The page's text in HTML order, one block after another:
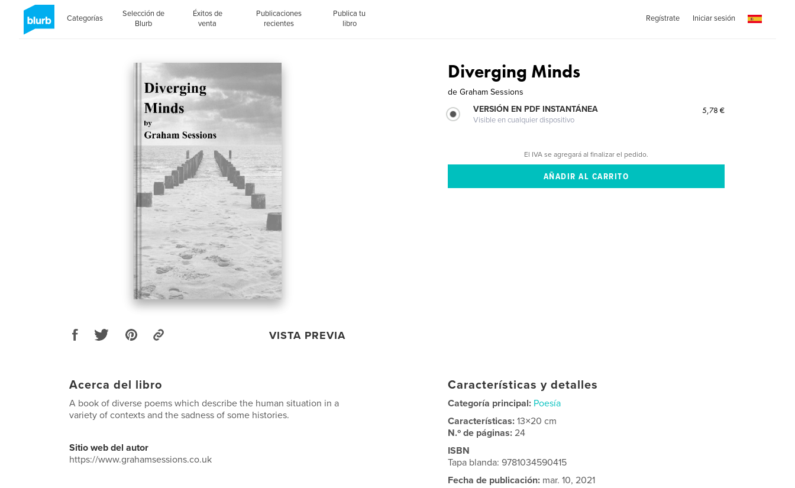
Categorías
Selección de
Blurb
Éxitos de
venta
Publicaciones
recientes
Publica tu
libro
Regístrate Iniciar sesión
VISTA PREVIA
Diverging Minds
de Graham Sessions
VERSIÓN EN PDF INSTANTÁNEA
Visible en cualquier dispositivo
5,78 €
El IVA se agregará al finalizar el pedido.
Acerca del libro
A book of diverse poems which describe the human situation in a
variety of contexts and the sadness of some histories.
Sitio web del autor
https://www.grahamsessions.co.uk
Características y detalles
Categoría principal: Poesía
Características:13×20 cm
N.º de páginas:24
ISBN
Tapa blanda: 9781034590415
Fecha de publicación: mar. 10, 2021